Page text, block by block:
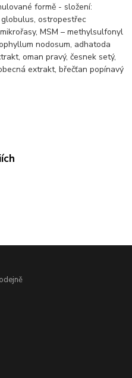
formě - složení:
ostropestřec
MSM – methylsulfonyl
nodosum, adhatoda
oman pravý, česnek setý,
extrakt, břečťan popínavý